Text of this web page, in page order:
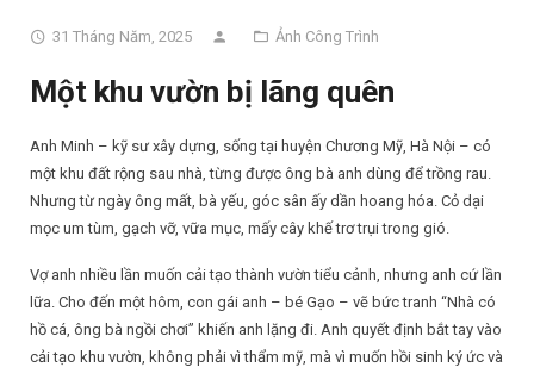
31 Tháng Năm, 2025 Ảnh Công Trình
Một khu vườn bị lãng quên
Anh Minh – kỹ sư xây dựng, sống tại huyện Chương Mỹ, Hà Nội – có
một khu đất rộng sau nhà, từng được ông bà anh dùng để trồng rau.
Nhưng từ ngày ông mất, bà yếu, góc sân ấy dần hoang hóa. Cỏ dại
mọc um tùm, gạch vỡ, vữa mục, mấy cây khế trơ trụi trong gió.
Vợ anh nhiều lần muốn cải tạo thành vườn tiểu cảnh, nhưng anh cứ lần
lữa. Cho đến một hôm, con gái anh – bé Gạo – vẽ bức tranh “Nhà có
hồ cá, ông bà ngồi chơi” khiến anh lặng đi. Anh quyết định bắt tay vào
cải tạo khu vườn, không phải vì thẩm mỹ, mà vì muốn hồi sinh ký ức và